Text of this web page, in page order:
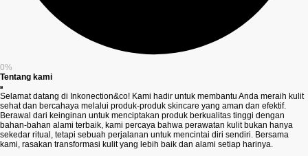
0%
Tentang kami
Selamat datang di Inkonection&co! Kami hadir untuk membantu Anda meraih kulit
sehat dan bercahaya melalui produk-produk skincare yang aman dan efektif.
Berawal dari keinginan untuk menciptakan produk berkualitas tinggi dengan
bahan-bahan alami terbaik, kami percaya bahwa perawatan kulit bukan hanya
sekedar ritual, tetapi sebuah perjalanan untuk mencintai diri sendiri. Bersama
kami, rasakan transformasi kulit yang lebih baik dan alami setiap harinya.